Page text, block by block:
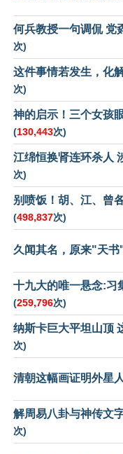
何兵教授一句调侃 党
次)
这件事情若发生，化
次)
神的启示！三个女孩
(130,443次)
江绵恒换肾连环杀人
次)
别喷饭！胡、江、曾
(498,837次)
久闻其名，原来"天
十九大的唯一悬念:习
(259,796次)
纳斯卡巨大平坦山顶
次)
清朝这幅画证明外星
解周易八卦与神传文
次)